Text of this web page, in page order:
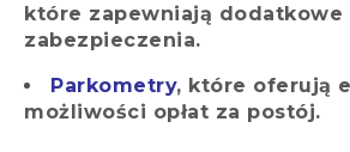
które zapewniają dodatkowe
zabezpieczenia.
Parkometry, które oferują
możliwości opłat za postój.